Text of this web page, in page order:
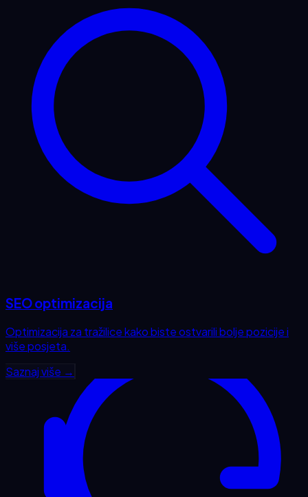
SEO optimizacija
Optimizacija za tražilice kako biste ostvarili bolje pozicije i
više posjeta.
Saznaj više →